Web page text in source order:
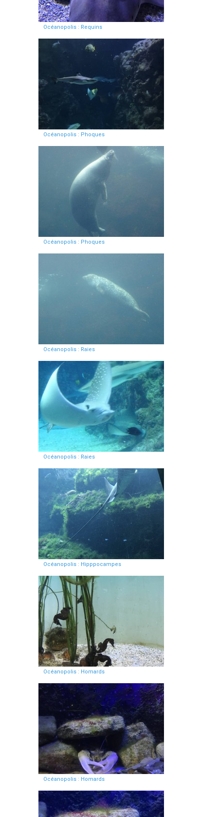
Océanopolis : Requins
Océanopolis : Phoques
Océanopolis : Phoques
Océanopolis : Raies
Océanopolis : Raies
Océanopolis : Hipppocampes
Océanopolis : Homards
Océanopolis : Homards